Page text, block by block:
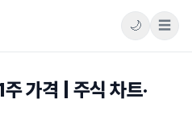
🌙 ☰
가격 | 주식 차트·